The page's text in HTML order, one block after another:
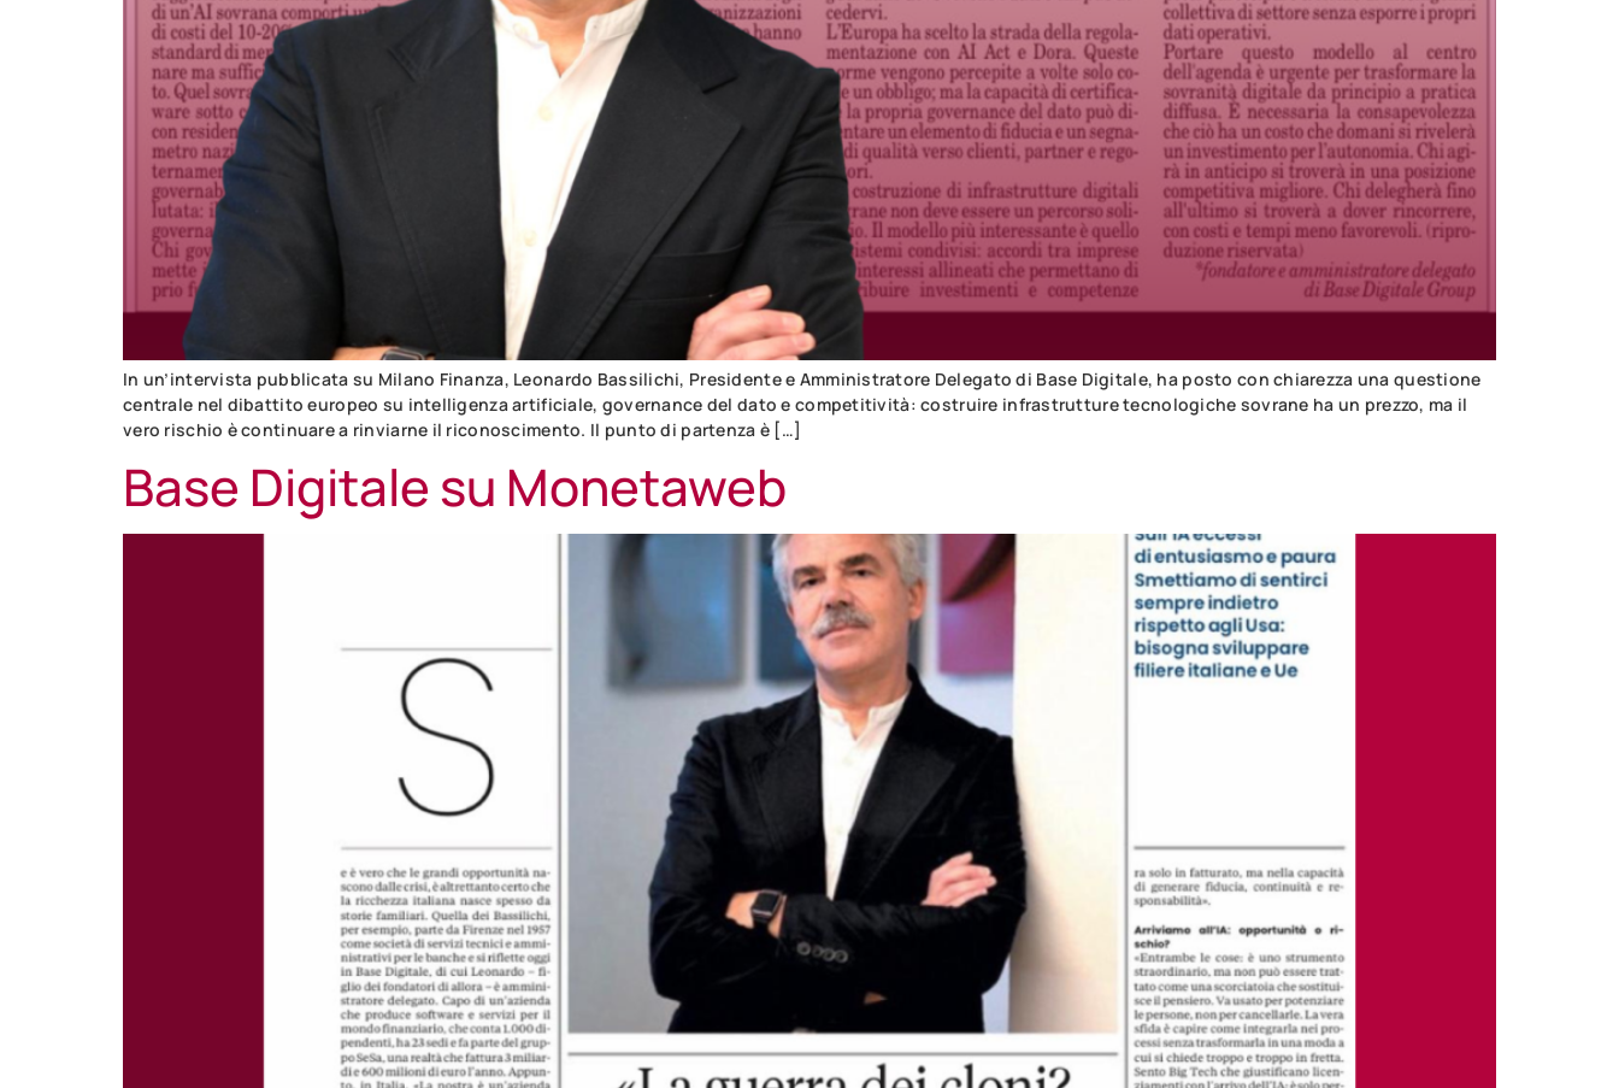
In un’intervista pubblicata su Milano Finanza, Leonardo Bassilichi, Presidente e Amministratore Delegato di Base Digitale, ha posto con chiarezza una questione
centrale nel dibattito europeo su intelligenza artificiale, governance del dato e competitività: costruire infrastrutture tecnologiche sovrane ha un prezzo, ma il
vero rischio è continuare a rinviarne il riconoscimento. Il punto di partenza è […]
Base Digitale su Monetaweb